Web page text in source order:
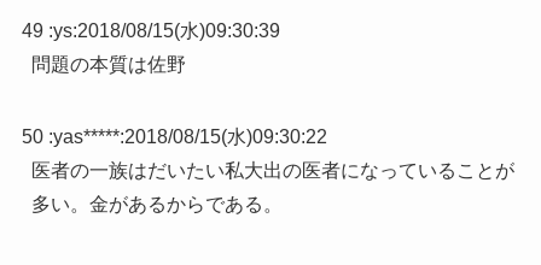
49 :ys:2018/08/15(水)09:30:39
問題の本質は佐野
50 :yas*****:2018/08/15(水)09:30:22
医者の一族はだいたい私大出の医者になっていることが
多い。金があるからである。